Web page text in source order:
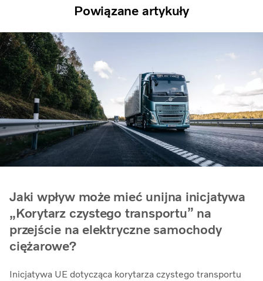
Powiązane artykuły
Jaki wpływ może mieć unijna inicjatywa
„Korytarz czystego transportu” na
przejście na elektryczne samochody
ciężarowe?
Inicjatywa UE dotycząca korytarza czystego transportu